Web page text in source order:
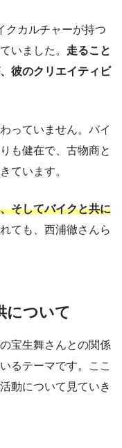
クカルチャーが持つ
いました。 走ること
彼のクリエイティビ
っていません。バイ
も健在で、古物商と
ています。
そしてバイクと共に
ても、西浦徹さんら
について
宝生舞さんとの関係
るテーマです。ここ
動について見ていき